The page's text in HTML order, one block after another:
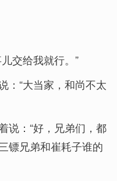
交给我就行。”
：“大当家，和尚不太
说：“好，兄弟们，都
镖兄弟和崔耗子谁的